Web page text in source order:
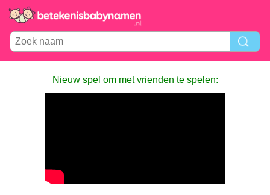
Nieuw spel om met vrienden te spelen: